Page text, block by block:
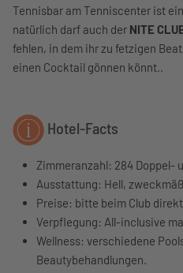
Tennisbar am Tenniscenter ist
natürlich darf auch der NITE
fehlen, in dem ihr zu fetzigen
einen Cocktail gönnen könnt..
Hotel-Facts
Zimmeranzahl: 284 Doppel-
Ausstattung: Hell,
Preise: bitte beim Club
Verpflegung: All-inclusive
Wellness: verschiedene
Beautybehandlungen.